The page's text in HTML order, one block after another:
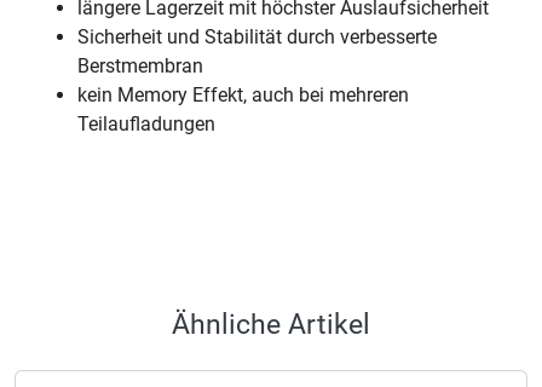
längere Lagerzeit mit höchster Auslaufsicherheit
Sicherheit und Stabilität durch verbesserte
Berstmembran
kein Memory Effekt, auch bei mehreren
Teilaufladungen
Ähnliche Artikel